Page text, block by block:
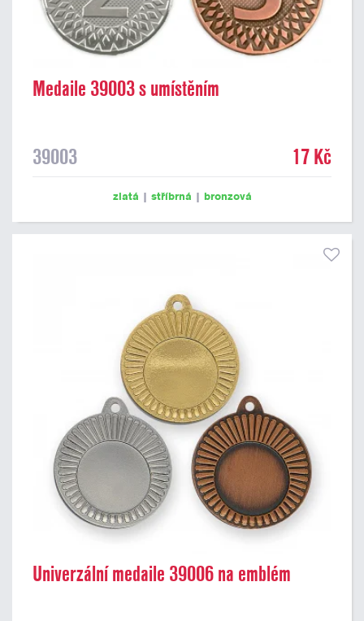
Medaile 39003 s umístěním
39003 17 Kč
zlatá | stříbrná | bronzová
Univerzální medaile 39006 na emblém